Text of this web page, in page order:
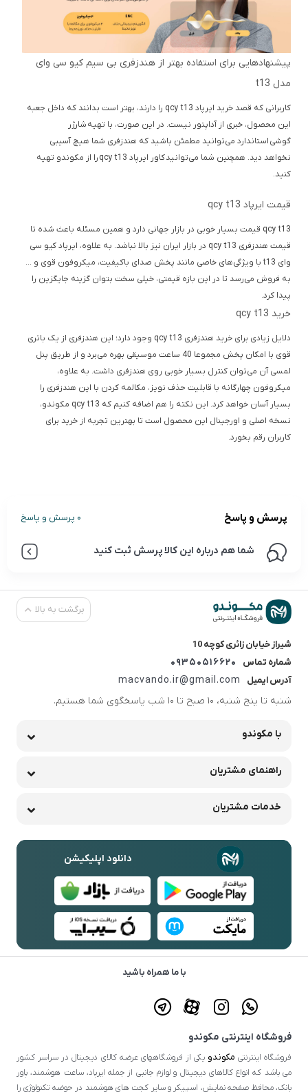
پیشنهادهایی برای استفاده بهتر از هندزفری بی سیم کیو سی وای
مدل t13
کاربرانی که قصد خرید ایرپاد qcy t13 را دارند، بهتر است بدانند که داخل جعبه
این محصول، خبری از آداپتور نیست. در این صورت، با تهیه شارژر
گوشی استاندارد می‌توانید مطمئن باشید که هندزفری شما هیچ آسیبی
نخواهد دید. همچنین شما می‌توانید کاور ایرپاد qcy t13 را از مکوندو تهیه
کنید.
قیمت ایرپاد qcy t13
qcy t13 قیمت بسیار خوبی در بازار جهانی دارد و همین مسئله باعث شده تا
قیمت هندزفری qcy t13 در بازار ایران نیز بالا نباشد. به علاوه، ایرپاد کیو سی
وای t13 با ویژگی‌های خاصی مانند پخش صدای باکیفیت، میکروفون قوی و …
به فروش می‌رسد تا در این بازه قیمتی، خیلی سخت بتوان گزینه جایگزین را
پیدا کرد.
خرید qcy t13
دلایل زیادی برای خرید هندزفری qcy t13 وجود دارد؛ این هندزفری از یک باتری
قوی با امکان پخش مجموعا 40 ساعت موسیقی بهره می‌برد و از طریق پنل
لمسی آن می‌توان کنترل بسیار خوبی روی هندزفری داشت. به علاوه،
میکروفون چهارگانه با قابلیت حذف نویز، مکالمه کردن با این هندزفری را
بسیار آسان خواهد کرد. این نکته را هم اضافه کنیم که qcy t13 مکوندو،
نسخه اصلی و اورجینال این محصول است تا بهترین تجربه از خرید برای
کاربران رقم بخورد.
پرسش و پاسخ 0 پرسش و پاسخ
شما هم درباره این کالا پرسش ثبت کنید
برگشت به بالا
شیراز خیابان زائری کوچه 10
شماره تماس
09350516620
آدرس ایمیل
macvando.ir@gmail.com
شنبه تا پنج شنبه، 10 صبح تا 10 شب پاسخگوی شما هستیم.
با مکوندو
راهنمای مشتریان
خدمات مشتریان
دانلود اپلیکیشن
با ما همراه باشید
فروشگاه اینترنتی مکوندو
فروشگاه اینترنتی مکوندو یکی از فروشگاههای عرضه کالای دیجیتال در سراسر کشور
می باشد که انواع کالاهای دیجیتال و لوازم جانبی از جمله ایرپاد، ساعت هوشمند، پاور
بانک، محافظ صفحه نمایش، اسپیکر و سایر کجت های هوشمند در حوضه تکنولوژی را